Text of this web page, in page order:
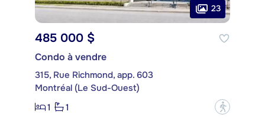
23
485 000 $
Condo à vendre
315, Rue Richmond, app. 603
Montréal (Le Sud-Ouest)
1
1 ?